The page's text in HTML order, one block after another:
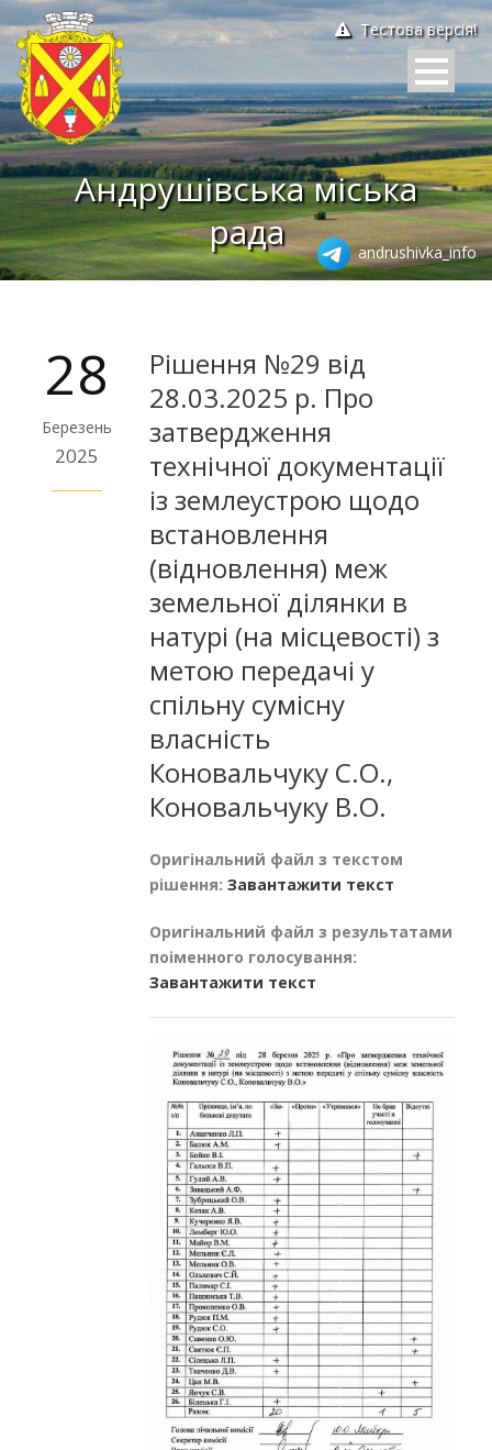
Тестова версія!
Андрушівська міська
рада
andrushivka_info
28
Березень
2025
Рішення №29 від
28.03.2025 р. Про
затвердження
технічної документації
із землеустрою щодо
встановлення
(відновлення) меж
земельної ділянки в
натурі (на місцевості) з
метою передачі у
спільну сумісну
власність
Коновальчуку С.О.,
Коновальчуку В.О.
Оригінальний файл з текстом
рішення: Завантажити текст
Оригінальний файл з результатами
поіменного голосування:
Завантажити текст